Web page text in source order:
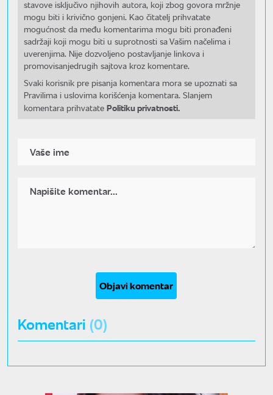
stavove isključivo njihovih autora, koji zbog govora mržnje
mogu biti i krivično gonjeni. Kao čitatelj prihvatate
mogućnost da među komentarima mogu biti pronađeni
sadržaji koji mogu biti u suprotnosti sa Vašim načelima i
uverenjima. Nije dozvoljeno postavljanje linkova i
promovisanjedrugih sajtova kroz komentare.
Svaki korisnik pre pisanja komentara mora se upoznati sa
Pravilima i uslovima korišćenja komentara. Slanjem
komentara prihvatate Politiku privatnosti.
Objavi komentar
Komentari (0)